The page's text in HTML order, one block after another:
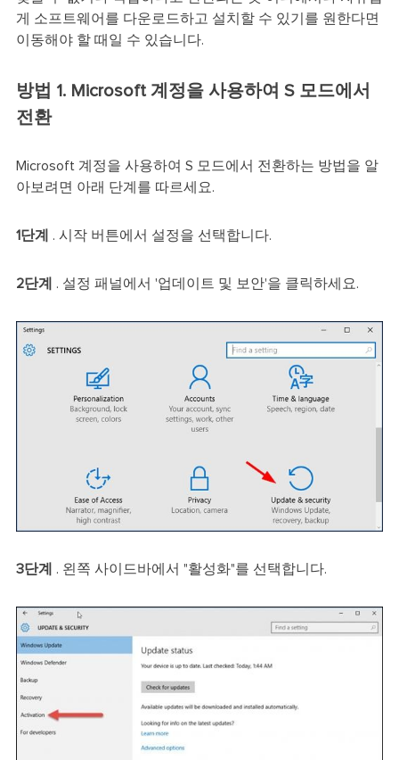
게 소프트웨어를 다운로드하고 설치할 수 있기를 원한다면
이동해야 할 때일 수 있습니다.
방법 1. Microsoft 계정을 사용하여 S 모드에서
전환
Microsoft 계정을 사용하여 S 모드에서 전환하는 방법을 알
아보려면 아래 단계를 따르세요.
1단계 . 시작 버튼에서 설정을 선택합니다.
2단계 . 설정 패널에서 '업데이트 및 보안'을 클릭하세요.
3단계 . 왼쪽 사이드바에서 "활성화"를 선택합니다.